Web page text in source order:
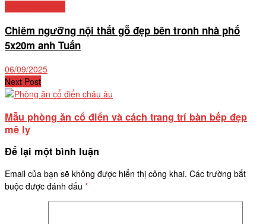
Chiêm ngưỡng nội thất gỗ đẹp bên tronh nhà phố
5x20m anh Tuấn
06/09/2025
Next Post
Mẫu phòng ăn cổ điển và cách trang trí bàn bếp đẹp
mê ly
Để lại một bình luận
Email của bạn sẽ không được hiển thị công khai. Các trường bắt
buộc được đánh dấu *